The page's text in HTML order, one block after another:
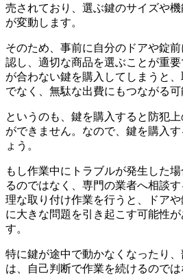
売されており、選ぶ鍵のサイズや
が変動します。
そのため、事前に自分のドアや錠
認し、適切な商品を選ぶことが重
が合わない鍵を購入してしまうと
でなく、無駄な出費にもつながる可
というのも、鍵を購入すると防犯
ができません。なので、鍵を購入
ょう。
もし作業中にトラブルが発生した
るのではなく、専門の業者へ相談
理な取り付け作業を行うと、ドア
に大きな問題を引き起こす可能性
す。
特に鍵が途中で動かなくなったり
は、自己判断で作業を続けるので